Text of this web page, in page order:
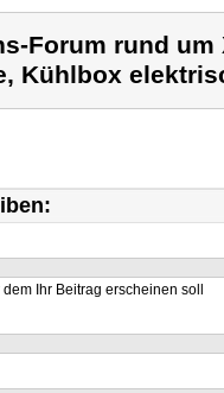
Forum rund
Kühlbox
Ihr Beitrag erscheinen soll